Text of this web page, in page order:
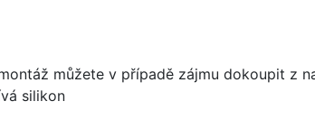
můžete v případě zájmu dokoupit z
silikon